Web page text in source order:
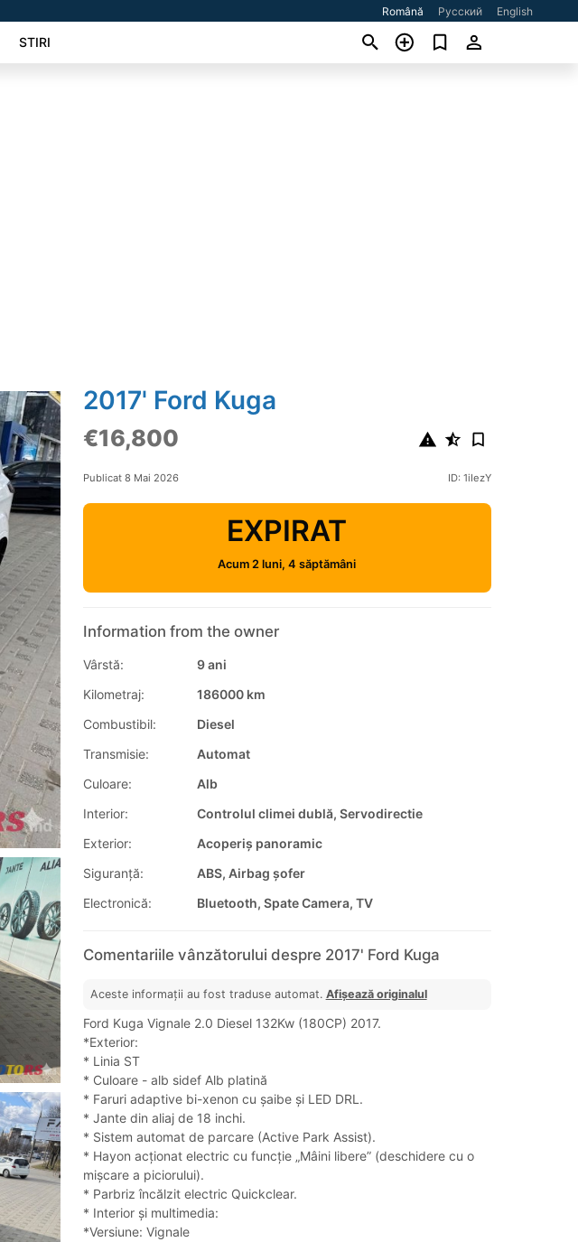
Română Русский English
STIRI
2017' Ford Kuga
€16,800
Publicat 8 Mai 2026 ID: 1iIezY
EXPIRAT
Acum 2 luni, 4 săptămâni
Information from the owner
Vârstă:
9 ani
Kilometraj:
186000 km
Combustibil:
Diesel
Transmisie:
Automat
Culoare:
Alb
Interior:
Controlul climei dublă, Servodirectie
Exterior:
Acoperiș panoramic
Siguranţă:
ABS, Airbag șofer
Electronică:
Bluetooth, Spate Camera, TV
Comentariile vânzătorului despre 2017' Ford Kuga
Aceste informații au fost traduse automat. Afișează originalul
Ford Kuga Vignale 2.0 Diesel 132Kw (180CP) 2017.
*Exterior:
* Linia ST
* Culoare - alb sidef Alb platină
* Faruri adaptive bi-xenon cu șaibe și LED DRL.
* Jante din aliaj de 18 inchi.
* Sistem automat de parcare (Active Park Assist).
* Hayon acționat electric cu funcție „Mâini libere” (deschidere cu o
mișcare a piciorului).
* Parbriz încălzit electric Quickclear.
* Interior și multimedia:
*Versiune: Vignale